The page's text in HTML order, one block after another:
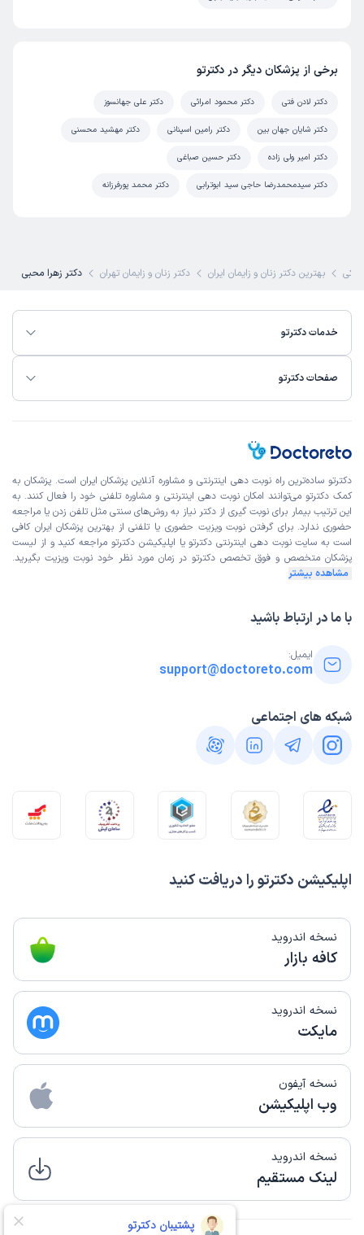
برخی از پزشکان دیگر در دکترتو
دکتر لادن فتی دکتر محمود امرائی دکتر علی جهانسوز
دکتر شایان جهان بین دکتر رامین اسپنانی دکتر مهشید محسنی
دکتر امیر ولی زاده دکتر حسین صباغی
دکتر سیدمحمدرضا حاجی سید ابوترابی دکتر محمد پورفرزانه
بهترین دکتر زنان و زایمان ایران دکتر زنان و زایمان تهران دکتر زهرا محبی
خدمات دکترتو
صفحات دکترتو
اپلیکیشن دکترتو را دریافت کنید
نسخه اندروید
کافه بازار
نسخه اندروید
مایکت
نسخه آیفون
وب اپلیکیشن
نسخه اندروید
لینک مستقیم
دکترتو ساده‌ترین راه نوبت‌ دهی اینترنتی و مشاوره آنلاین پزشکان ایران است. پزشکان به
کمک دکترتو می‌توانند امکان نوبت دهی اینترنتی و مشاوره تلفنی خود را فعال کنند. به
این ترتیب بیمار برای نوبت گیری از دکتر نیاز به روش‌های سنتی مثل تلفن زدن یا مراجعه
حضوری ندارد. برای گرفتن نوبت ویزیت حضوری یا تلفنی از بهترین پزشکان ایران کافی
است به سایت نوبت دهی اینترنتی دکترتو یا اپلیکیشن دکترتو مراجعه کنید و از لیست
پزشکان متخصص و فوق تخصص دکترتو در زمان مورد نظر خود نوبت ویزیت بگیرید.
مشاهده بیشتر
با ما در ارتباط باشید
ایمیل:
support@doctoreto.com
شبکه های اجتماعی